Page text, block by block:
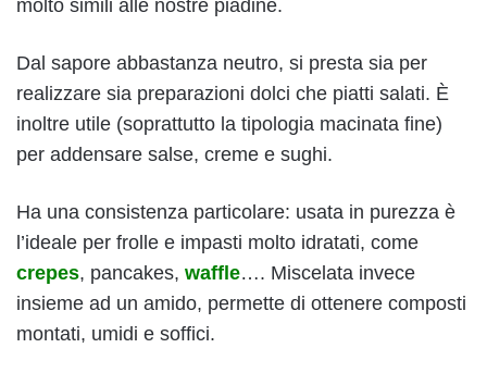
molto simili alle nostre piadine.
Dal sapore abbastanza neutro, si presta sia per
realizzare sia preparazioni dolci che piatti salati. È
inoltre utile (soprattutto la tipologia macinata fine)
per addensare salse, creme e sughi.
Ha una consistenza particolare: usata in purezza è
l’ideale per frolle e impasti molto idratati, come
crepes, pancakes, waffle…. Miscelata invece
insieme ad un amido, permette di ottenere composti
montati, umidi e soffici.